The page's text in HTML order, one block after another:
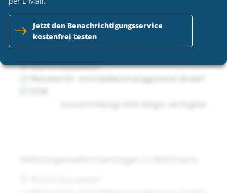
Wohnungsmodernisierungen in Mettmann
40210 Düsseldorf
Wentzel Dr. Immobilienmanagement GmbH
Jetzt den Benachrichtigungsservice
kostenfrei testen